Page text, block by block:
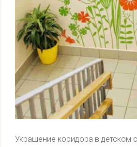
Украшение коридора в детском